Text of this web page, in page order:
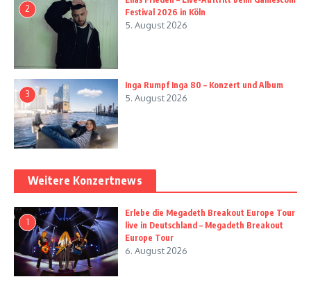
2
Festival 2026 in Köln
5. August 2026
3
Inga Rumpf Inga 80 – Konzert und Album
5. August 2026
Weitere Konzertnews
1
Erlebe die Megadeth Breakout Europe Tour
live in Deutschland – Megadeth Breakout
Europe Tour
6. August 2026